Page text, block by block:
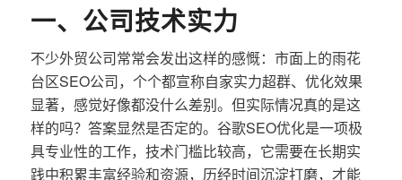
一、公司技术实力
不少外贸公司常常会发出这样的感慨：市面上的雨花
台区SEO公司，个个都宣称自家实力超群、优化效果
显著，感觉好像都没什么差别。但实际情况真的是这
样的吗？答案显然是否定的。谷歌SEO优化是一项极
具专业性的工作，技术门槛比较高，它需要在长期实
践中积累丰富经验和资源，历经时间沉淀打磨，才能